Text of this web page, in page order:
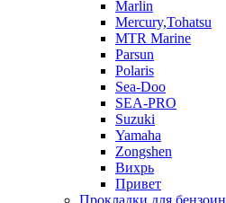
Marlin
Mercury,Tohatsu
MTR Marine
Parsun
Polaris
Sea-Doo
SEA-PRO
Suzuki
Yamaha
Zongshen
Вихрь
Привет
Прокладки для